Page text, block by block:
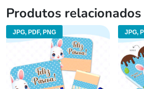
Produtos relacionados
JPG, PDF, PNG JPG,